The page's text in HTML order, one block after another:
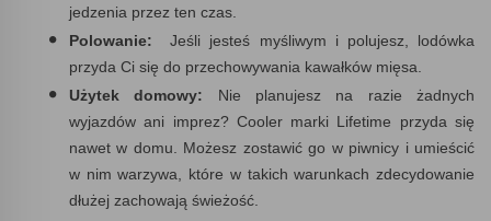
jedzenia przez ten czas.
Polowanie:
Jeśli jesteś myśliwym i polujesz, lodówka
przyda Ci się do przechowywania kawałków mięsa.
Użytek domowy: Nie planujesz na razie żadnych
wyjazdów ani imprez? Cooler marki Lifetime przyda się
nawet w domu. Możesz zostawić go w piwnicy i umieścić
w nim warzywa, które w takich warunkach zdecydowanie
dłużej zachowają świeżość.